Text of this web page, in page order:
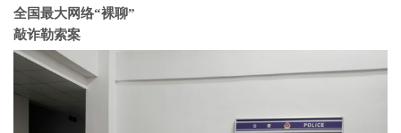
全国最大网络“裸聊”
敲诈勒索案